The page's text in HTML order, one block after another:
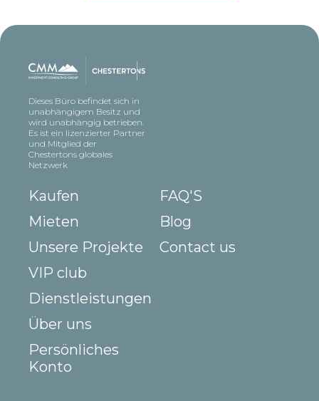
Dieses Büro befindet sich in
unabhängigem Besitz und
wird unabhängig betrieben.
Es ist ein lizenzierter Partner
und Mitglied der
Chestertons globales
Netzwerk
Kaufen
Mieten
Unsere Projekte
VIP club
Dienstleistungen
Über uns
FAQ'S
Blog
Contact us
Persönliches
Konto